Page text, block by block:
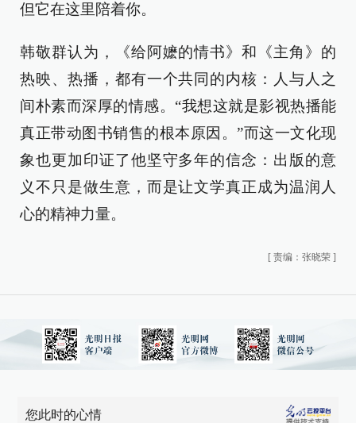
但它在这里陪着你。
韩敬群认为，《给阿嬷的情书》和《主角》的
热映、热播，都有一个共同的内核：人与人之
间朴素而深厚的情感。“我想这就是影视热播能
真正带动图书销售的根本原因。”而这一文化现
象也更加印证了他坚守多年的信念：出版的意
义不只是做生意，而是让文学真正成为温润人
心的精神力量。
[ 责编：张晓荣 ]
您此时的心情